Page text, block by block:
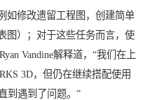
如修改遗留工程图，创建简单
图）；对于这些任务而言，使
Vandine解释道，“我们在上
3D，但仍在继续搭配使用
到遇到了问题。”